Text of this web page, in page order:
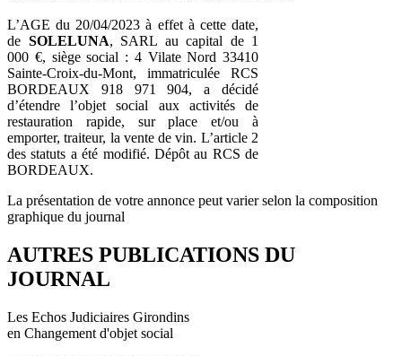
L’AGE du 20/04/2023 à effet à cette date,
de SOLELUNA, SARL au capital de 1
000 €, siège social : 4 Vilate Nord 33410
Sainte-Croix-du-Mont, immatriculée RCS
BORDEAUX 918 971 904, a décidé
d’étendre l’objet social aux activités de
restauration rapide, sur place et/ou à
emporter, traiteur, la vente de vin. L’article 2
des statuts a été modifié. Dépôt au RCS de
BORDEAUX.
La présentation de votre annonce peut varier selon la composition
graphique du journal
AUTRES PUBLICATIONS DU
JOURNAL
Les Echos Judiciaires Girondins
en Changement d'objet social